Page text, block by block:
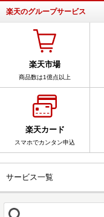
楽天のグループサービス
楽天市場
商品数は1億点以上
楽天カード
スマホでカンタン申込
サービス一覧